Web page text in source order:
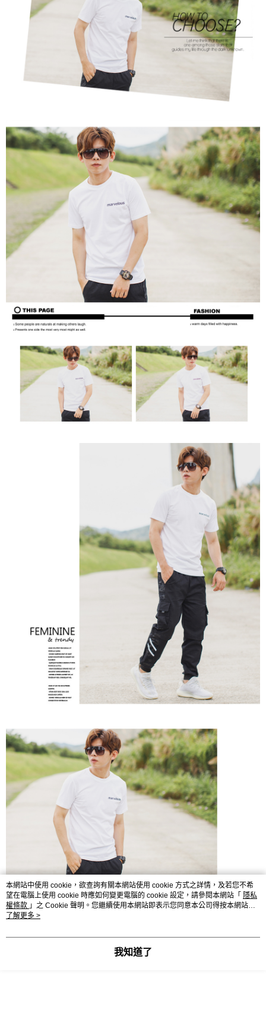
本網站中使用 cookie，欲查詢有關本網站使用 cookie 方式之詳情，及若您不希
望在電腦上使用 cookie 時應如何變更電腦的 cookie 設定，請參閱本網站「 隱私
權條款 」之 Cookie 聲明。您繼續使用本網站即表示您同意本公司得按本網站使
用條款之 Cookie 聲明使用 cookie。
了解更多 >
我知道了